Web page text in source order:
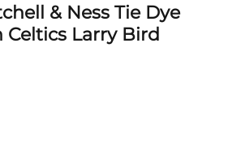
& Ness Tie Dye
Celtics Larry Bird